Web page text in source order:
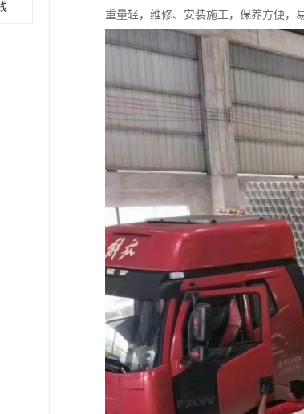
深圳坪山镇联塑家装红蓝线管型号 来电咨询
重量轻，维修、安装施工，保养方便，